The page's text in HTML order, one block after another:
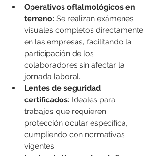
Operativos oftalmológicos en
terreno: Se realizan exámenes
visuales completos directamente
en las empresas, facilitando la
participación de los
colaboradores sin afectar la
jornada laboral.
Lentes de seguridad
certificados: Ideales para
trabajos que requieren
protección ocular específica,
cumpliendo con normativas
vigentes.